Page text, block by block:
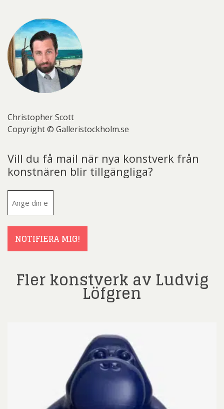
Christopher Scott
Copyright © Galleristockholm.se
Vill du få mail när nya konstverk från
konstnären blir tillgängliga?
NOTIFIERA MIG!
Fler konstverk av Ludvig
Löfgren